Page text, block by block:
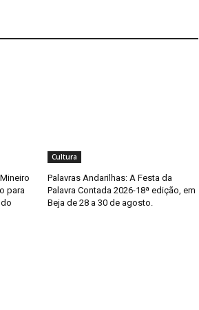
para
Cultura
Palavras Andarilhas: A Festa da
Palavra Contada 2026-18ª edição, em
Beja de 28 a 30 de agosto.